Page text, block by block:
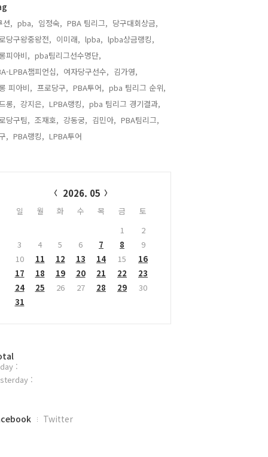
션, pba, 임정숙, PBA 팀리그, 당구대회상금,
당구왕중왕전, 이미래, lpba, lpba상금랭킹,
피아비, pba팀리그선수명단,
LPBA챔피언십, 여자당구선수, 김가영,
피아비, 프로당구, PBA투어, pba 팀리그 순위,
롱, 강지은, LPBA랭킹, pba 팀리그 경기결과,
당구팀, 조재호, 강동궁, 김민아, PBA팀리그,
, PBA랭킹, LPBA투어,
2026. 05
일 월 화 수 목 금
토
1
2
3
4 5 6 7 8
9
10
11 12 13 14 15
16
17
18 19 20 21 22
23
24
25 26 27 28 29
30
31
:
:
Twitter